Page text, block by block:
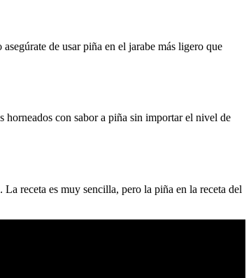
de usar piña en el jarabe más ligero que
horneados con sabor a piña sin importar el nivel de
receta es muy sencilla, pero la piña en la receta del